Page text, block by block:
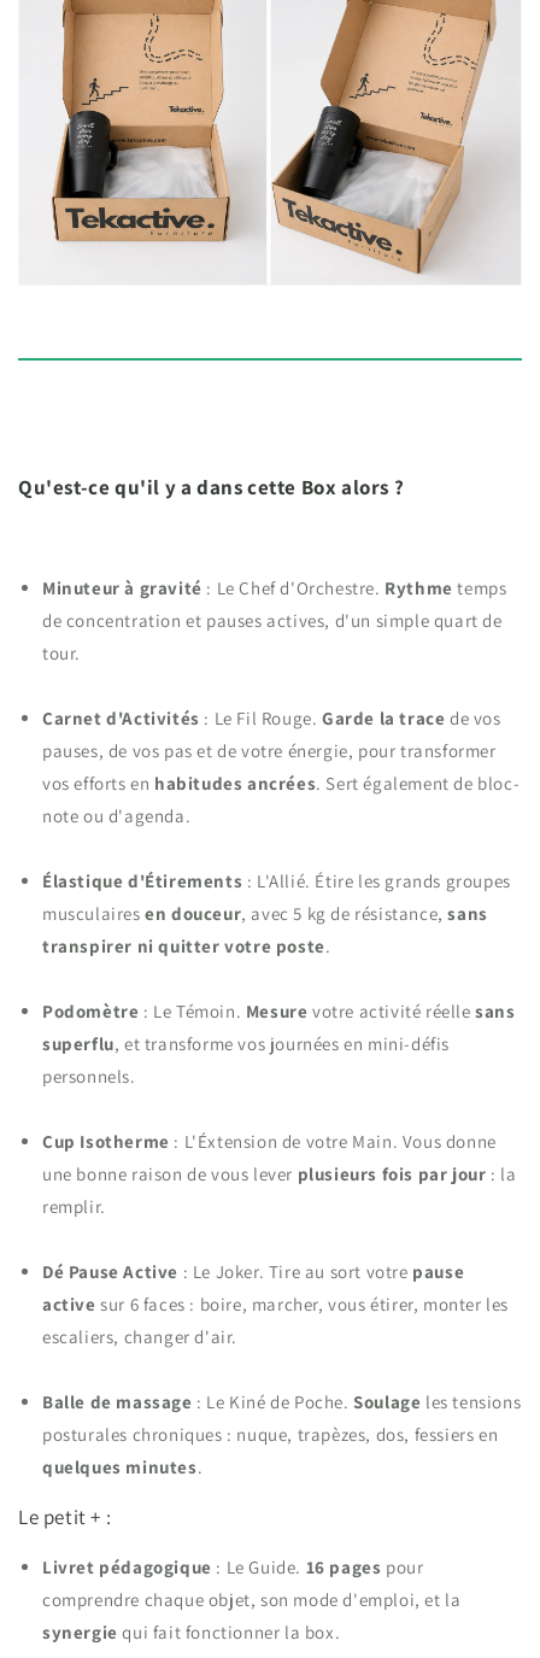
Qu'est-ce qu'il y a dans cette Box alors ?
Minuteur à gravité : Le Chef d'Orchestre. Rythme temps
de concentration et pauses actives, d'un simple quart de
tour.
Carnet d'Activités : Le Fil Rouge.Garde la trace de vos
pauses, de vos pas et de votre énergie, pour transformer
vos efforts en habitudes ancrées. Sert également de bloc-
note ou d'agenda.
Élastique d'Étirements : L'Allié. Étire les grands groupes
musculairesen douceur, avec 5 kg de résistance,sans
transpirer ni quitter votre poste.
Podomètre : Le Témoin. Mesure votre activité réellesans
superflu, et transforme vos journées en mini-défis
personnels.
Cup Isotherme : L'Éxtension de votre Main. Vous donne
une bonne raison de vous lever plusieurs fois par jour : la
remplir.
Dé Pause Active : Le Joker. Tire au sort votre pause
active sur 6 faces : boire, marcher, vous étirer, monter les
escaliers, changer d'air.
Balle de massage : Le Kiné de Poche.Soulage les tensions
posturales chroniques : nuque, trapèzes, dos, fessiers en
quelques minutes.
Le petit + :
Livret pédagogique : Le Guide. 16 pages pour
comprendre chaque objet, son mode d'emploi, et la
synergie qui fait fonctionner la box.